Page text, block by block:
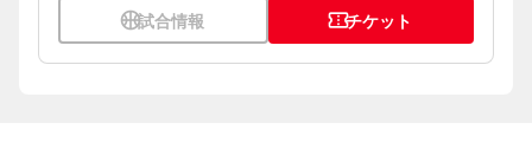
sports_basketball試合情報 confirmation_numberチケット